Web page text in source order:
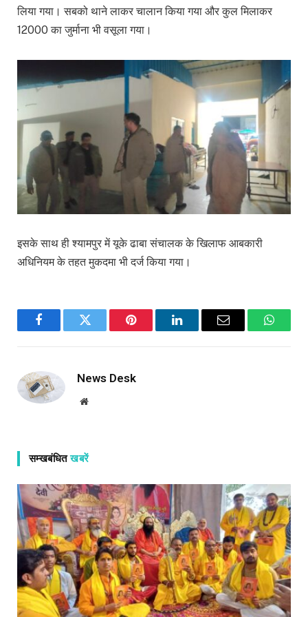
लिया गया। सबको थाने लाकर चालान किया गया और कुल मिलाकर
12000 का जुर्माना भी वसूला गया।
इसके साथ ही श्यामपुर में यूके ढाबा संचालक के खिलाफ आबकारी
अधिनियम के तहत मुकदमा भी दर्ज किया गया।
FacebookTwitter Pinterest LinkedInEmail
News Desk
Website
सम्खबंधितखबरें